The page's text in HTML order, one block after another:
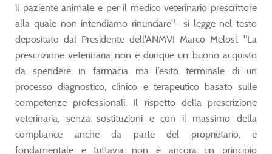
il paziente animale e per il medico veterinario prescrittore
alla quale non intendiamo rinunciare"- si legge nel testo
depositato dal Presidente dell'ANMVI Marco Melosi. "La
prescrizione veterinaria non è dunque un buono acquisto
da spendere in farmacia ma l’esito terminale di un
processo diagnostico, clinico e terapeutico basato sulle
competenze professionali. Il rispetto della prescrizione
veterinaria, senza sostituzioni e con il massimo della
compliance anche da parte del proprietario, è
fondamentale e tuttavia non è ancora un principio